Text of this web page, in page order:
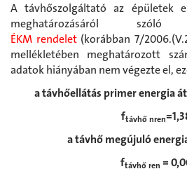
A távhőszolgáltató az épületek
meghatározásáról
ÉKM rendelet(korábban 7/
mellékletében meghatározott
adatok hiányában nem végezte el,
a távhőellátás primer energia
ftávhő nren
a távhő megújuló
ftávhő ren =